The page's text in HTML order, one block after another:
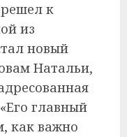
к
из
новый
Натальи,
главный
как важно